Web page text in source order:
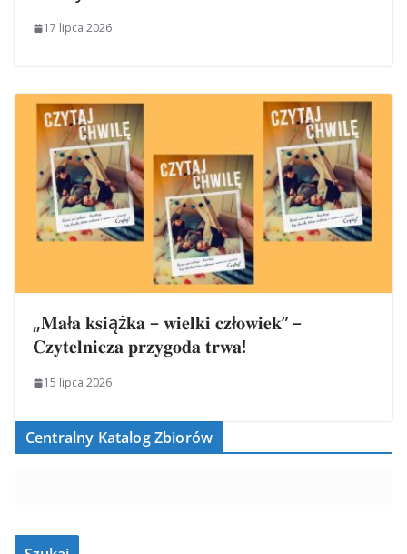
17 lipca 2026
„𝐌𝐚ł𝐚 𝐤𝐬𝐢ąż𝐤𝐚 – 𝐰𝐢𝐞𝐥𝐤𝐢 𝐜𝐳ł𝐨𝐰𝐢𝐞𝐤” –
𝐂𝐳𝐲𝐭𝐞𝐥𝐧𝐢𝐜𝐳𝐚 𝐩𝐫𝐳𝐲𝐠𝐨𝐝𝐚 𝐭𝐫𝐰𝐚!
15 lipca 2026
Centralny Katalog Zbiorów